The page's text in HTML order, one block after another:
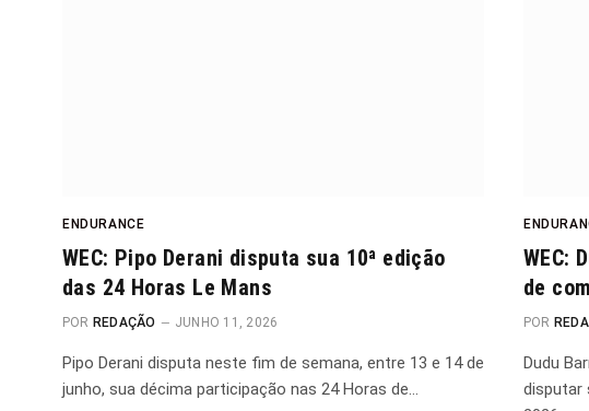
ENDURANCE
WEC: Pipo Derani disputa sua 10ª edição
das 24 Horas Le Mans
POR REDAÇÃO JUNHO 11, 2026
Pipo Derani disputa neste fim de semana, entre 13 e 14 de
junho, sua décima participação nas 24 Horas de…
WEC:
de
POR
Dudu
disputar